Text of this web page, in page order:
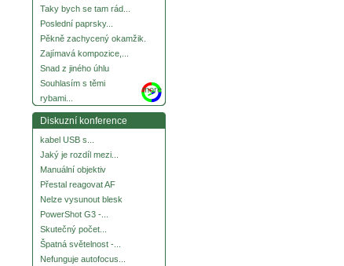
Taky bych se tam rád...
Poslední paprsky...
Pěkně zachycený okamžik.
Zajímavá kompozice,...
Snad z jiného úhlu
Souhlasím s těmi
rybami...
more
Diskuzní konference
kabel USB s...
Jaký je rozdíl mezi...
Manuální objektiv
Přestal reagovat AF
Nelze vysunout blesk
PowerShot G3 -...
Skutečný počet...
Špatná světelnost -...
Nefunguje autofocus...